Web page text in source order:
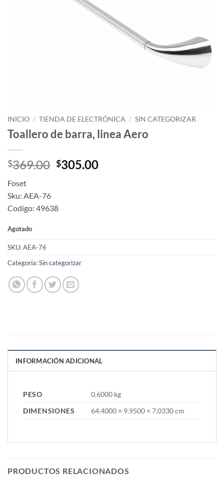
INICIO / TIENDA DE ELECTRÓNICA / SIN CATEGORIZAR
Toallero de barra, linea Aero
$369.00 Original
$305.00Current
Foset
Sku: AEA-76
Codigo: 49638
Agotado
SKU:AEA-76
Categoría:Sin categorizar
INFORMACIÓN ADICIONAL
PESO
0.6000 kg
DIMENSIONES
64.4000 × 9.9500 × 7.0330 cm
PRODUCTOS RELACIONADOS